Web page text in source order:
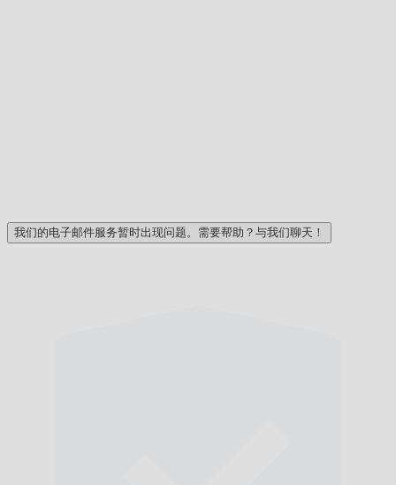
我们的电子邮件服务暂时出现问题。需要帮助？与我们聊天！